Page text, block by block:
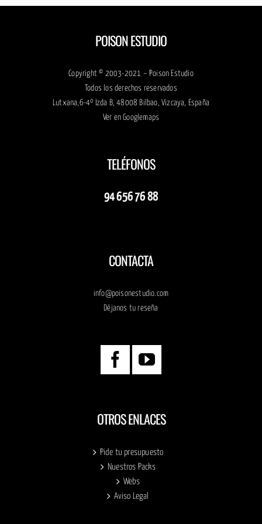
POISON ESTUDIO
Copyright © 2003-2021 – Poison Estudio
Todos los derechos reservados
Lutxana,6-4º Izda B, 48008 Bilbao, Vizcaya, España
Ver enGooglemaps
TELÉFONOS
94 656 76 88
CONTACTA
info@poisonestudio.com
Déjanos tu reseña
OTROS ENLACES
Pide tu presupuesto
Nuestros Packs
Webs
Aviso Legal